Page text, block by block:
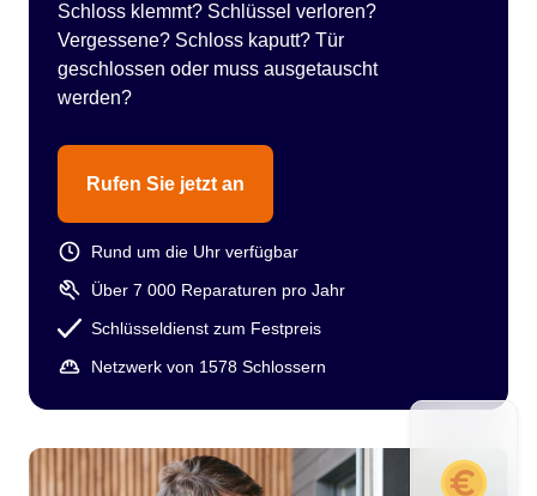
Schloss klemmt? Schlüssel verloren?
Vergessene? Schloss kaputt? Tür
geschlossen oder muss ausgetauscht
werden?
Rufen Sie jetzt an
Rund um die Uhr verfügbar
Über 7 000 Reparaturen pro Jahr
Schlüsseldienst zum Festpreis
Netzwerk von 1578 Schlossern